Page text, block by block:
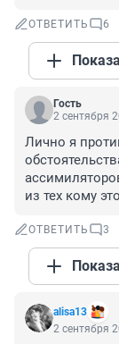
ОТВЕТИТЬ 6
Гость
2 сентября
Лично я
из тех кому
ОТВЕТИТЬ 3
alisa13
2 сентября